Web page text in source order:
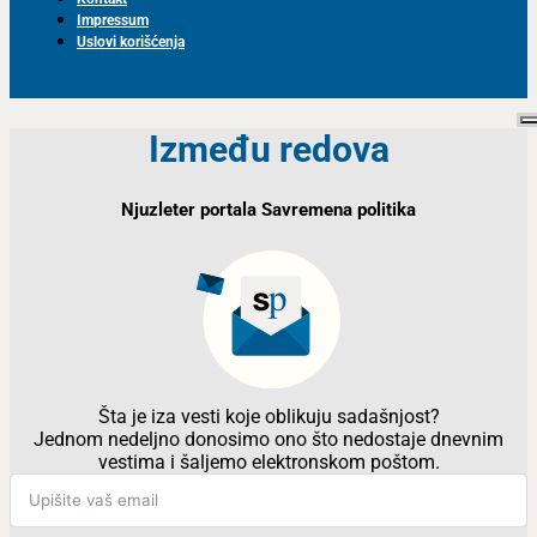
Impressum
Uslovi korišćenja
Između redova
Njuzleter portala Savremena politika
Šta je iza vesti koje oblikuju sadašnjost?
Jednom nedeljno donosimo ono što nedostaje dnevnim
vestima i šaljemo elektronskom poštom.